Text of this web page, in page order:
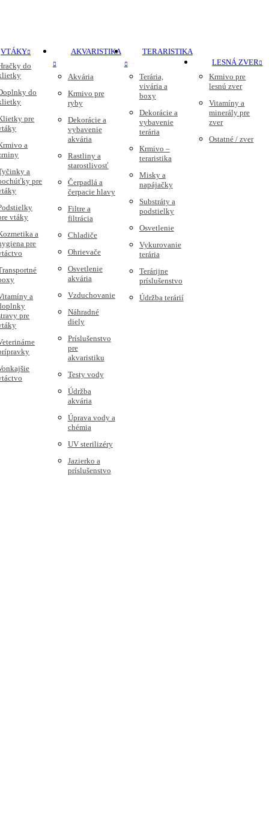
VTÁKY
do
do
pre
a
a
pre
vtáky
a
pre
a
pre
AKVARISTIKA
Akvária
Krmivo pre
ryby
Dekorácie a
vybavenie
akvária
Rastliny a
starostlivosť
Čerpadlá a
čerpacie hlavy
Filtre a
filtrácia
Chladiče
Ohrievače
Osvetlenie
akvária
Vzduchovanie
Náhradné
diely
Príslušenstvo
pre
akvaristiku
Testy vody
Údržba
akvária
Úprava vody a
chémia
UV sterilizéry
Jazierko a
príslušenstvo
TERARISTIKA
Terária,
vivária a
boxy
Dekorácie a
vybavenie
terária
Krmivo –
teraristika
Misky a
napájačky
Substráty a
podstielky
Osvetlenie
Vykurovanie
terária
Terárijne
príslušenstvo
Údržba terárií
LESNÁ ZVER
Krmivo pre
lesnú zver
Vitamíny a
minerály pre
zver
Ostatné / zver